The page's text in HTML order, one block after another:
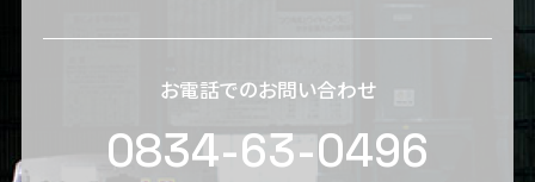
お電話でのお問い合わせ
0834-63-0496